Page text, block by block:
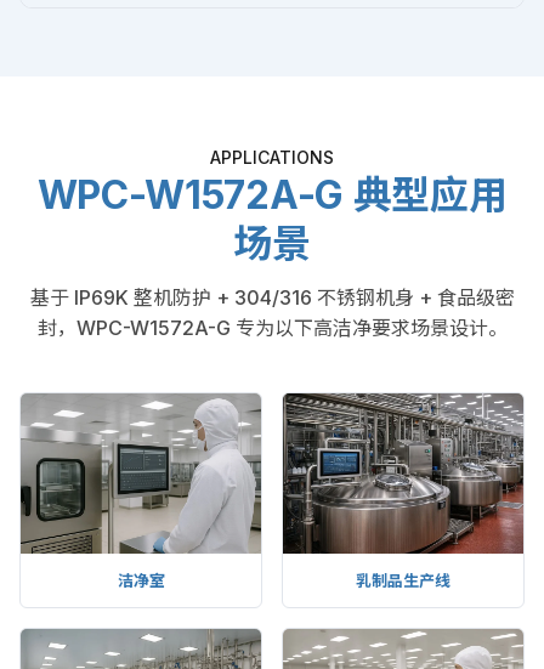
APPLICATIONS
WPC-W1572A-G 典型应用
场景
基于 IP69K 整机防护 + 304/316 不锈钢机身 + 食品级密
封，WPC-W1572A-G 专为以下高洁净要求场景设计。
洁净室 乳制品生产线